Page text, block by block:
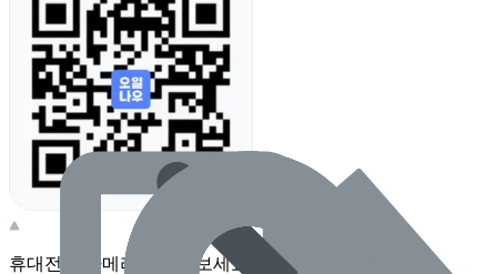
휴대전화 카메라로 찍어보세요